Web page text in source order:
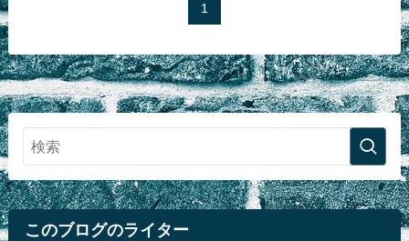
1
このブログのライター